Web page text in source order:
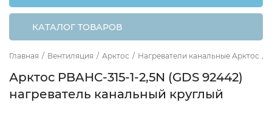
КАТАЛОГ ТОВАРОВ
Главная / Вентиляция / Арктос / Нагреватели канальные Арктос /
Арктос PBAHC-315-1-2,5N (GDS 92442)
нагреватель канальный круглый